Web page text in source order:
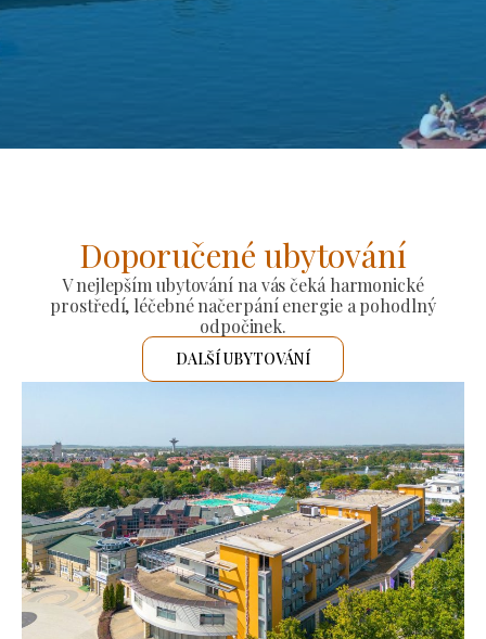
Doporučené ubytování
V nejlepším ubytování na vás čeká harmonické
prostředí, léčebné načerpání energie a pohodlný
odpočinek.
DALŠÍ UBYTOVÁNÍ